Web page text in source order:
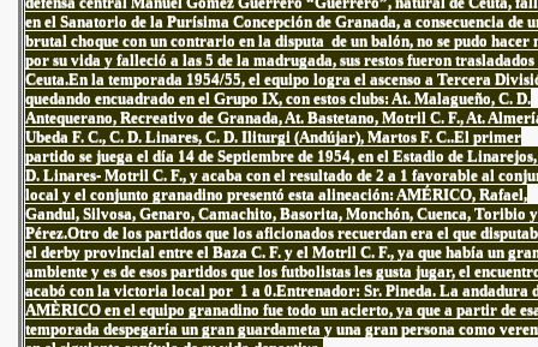
en el Sanatorio de la Purísima Concepción de Granada, a consecuencia de
brutal choque con un contrario en la disputa de un balón, no se pudo hacer
por su vida y falleció a las 5 de la madrugada, sus restos fueron trasladados
Ceuta.En la temporada 1954/55, el equipo logra el ascenso a Tercera
quedando encuadrado en el Grupo IX, con estos clubs: At. Malagueño, C. D.
Antequerano, Recreativo de Granada, At. Bastetano, Motril C. F., At.
Ubeda F. C., C. D. Linares, C. D. Iliturgi (Andújar), Martos F. C..El primer
partido se juega el día 14 de Septiembre de 1954, en el Estadio de
D. Linares- Motril C. F., y acaba con el resultado de 2 a 1 favorable al
local y el conjunto granadino presentó esta alineación: AMÉRICO, Rafael,
Gandul, Silvosa, Genaro, Camachito, Basorita, Monchón, Cuenca, Toribio y
Pérez.Otro de los partidos que los aficionados recuerdan era el que
el derby provincial entre el Baza C. F. y el Motril C. F., ya que había un
ambiente y es de esos partidos que los futbolistas les gusta jugar, el
acabó con la victoria local por 1 a 0.Entrenador: Sr. Pineda. La andadura
AMÈRICO en el equipo granadino fue todo un acierto, ya que a partir de
temporada despegaría un gran guardameta y una gran persona como